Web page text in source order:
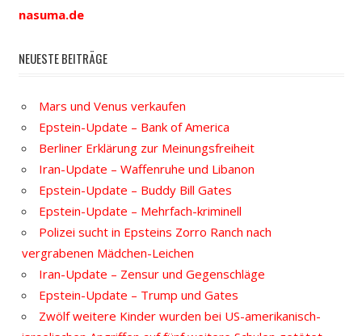
nasuma.de
NEUESTE BEITRÄGE
Mars und Venus verkaufen
Epstein-Update – Bank of America
Berliner Erklärung zur Meinungsfreiheit
Iran-Update – Waffenruhe und Libanon
Epstein-Update – Buddy Bill Gates
Epstein-Update – Mehrfach-kriminell
Polizei sucht in Epsteins Zorro Ranch nach
vergrabenen Mädchen-Leichen
Iran-Update – Zensur und Gegenschläge
Epstein-Update – Trump und Gates
Zwölf weitere Kinder wurden bei US-amerikanisch-